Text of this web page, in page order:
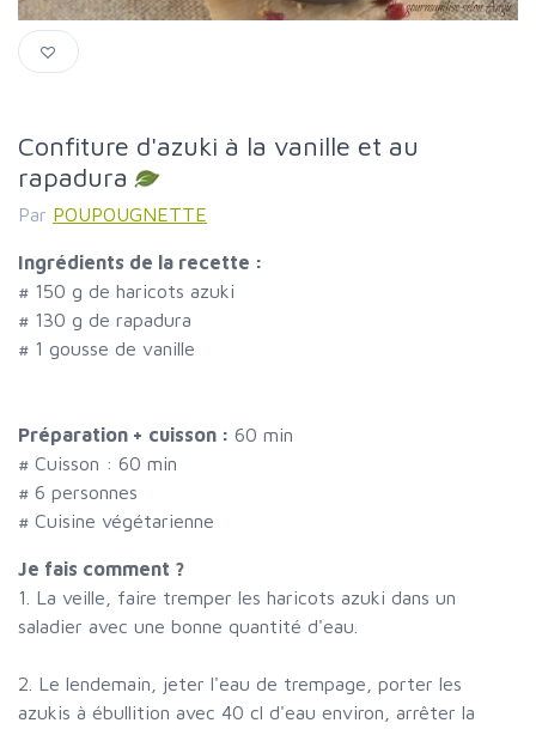
Confiture d'azuki à la vanille et au
rapadura
Par POUPOUGNETTE
Ingrédients de la recette :
# 150 g de haricots azuki
# 130 g de rapadura
# 1 gousse de vanille
Préparation + cuisson : 60 min
# Cuisson : 60 min
# 6 personnes
# Cuisine végétarienne
Je fais comment ?
1. La veille, faire tremper les haricots azuki dans un
saladier avec une bonne quantité d'eau.
2. Le lendemain, jeter l'eau de trempage, porter les
azukis à ébullition avec 40 cl d'eau environ, arrêter la